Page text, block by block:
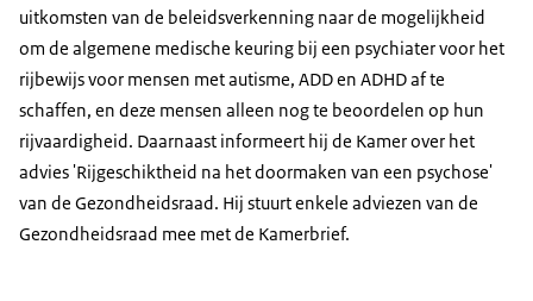
uitkomsten van de beleidsverkenning naar de mogelijkheid
om de algemene medische keuring bij een psychiater voor het
rijbewijs voor mensen met autisme, ADD en ADHD af te
schaffen, en deze mensen alleen nog te beoordelen op hun
rijvaardigheid. Daarnaast informeert hij de Kamer over het
advies 'Rijgeschiktheid na het doormaken van een psychose'
van de Gezondheidsraad. Hij stuurt enkele adviezen van de
Gezondheidsraad mee met de Kamerbrief.